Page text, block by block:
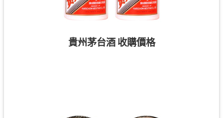
貴州茅台酒 收購價格